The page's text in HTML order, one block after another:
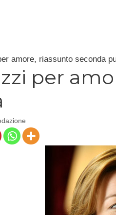
amore, riassunto seconda
per